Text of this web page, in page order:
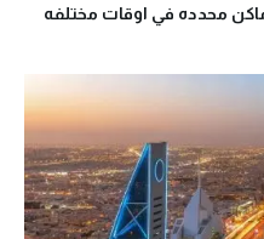
محدده في اوقات مختلفه